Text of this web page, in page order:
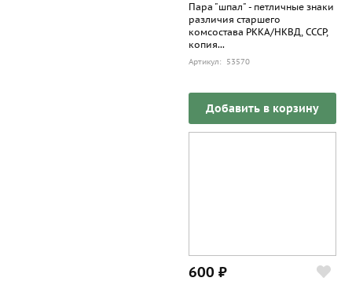
Пара "шпал" - петличные знаки
различия старшего
комсостава РККА/НКВД, СССР,
копия...
Артикул: 53570
Добавить в корзину
600 ₽